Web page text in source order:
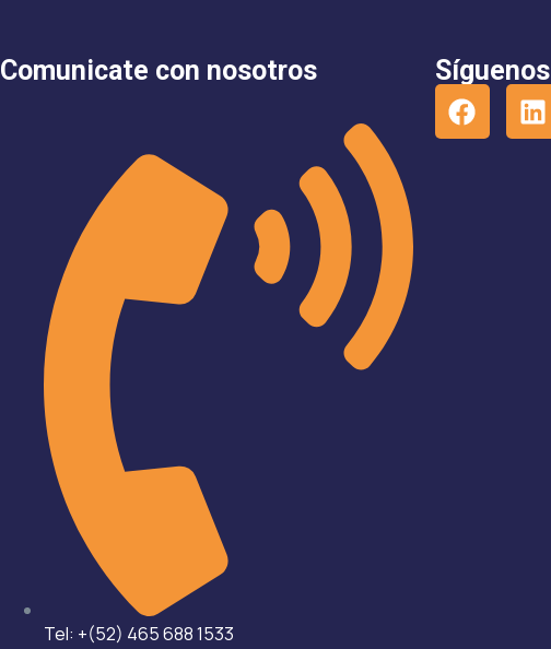
Comunicate con nosotros
Tel: +(52) 465 688 1533
Síguenos